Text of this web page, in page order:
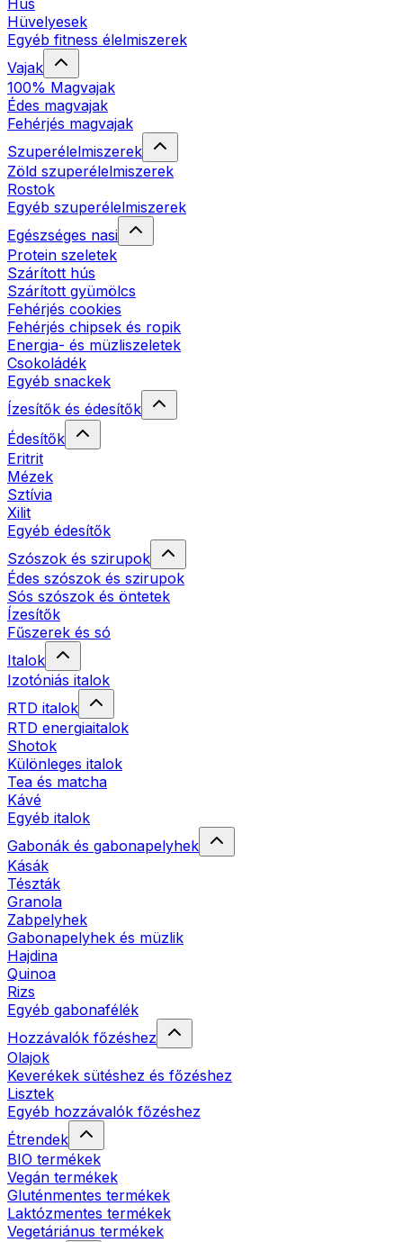
Hús
Hüvelyesek
Egyéb fitness élelmiszerek
Vajak
100% Magvajak
Édes magvajak
Fehérjés magvajak
Szuperélelmiszerek
Zöld szuperélelmiszerek
Rostok
Egyéb szuperélelmiszerek
Egészséges nasi
Protein szeletek
Szárított hús
Szárított gyümölcs
Fehérjés cookies
Fehérjés chipsek és ropik
Energia- és müzliszeletek
Csokoládék
Egyéb snackek
Ízesítők és édesítők
Édesítők
Eritrit
Mézek
Sztívia
Xilit
Egyéb édesítők
Szószok és szirupok
Édes szószok és szirupok
Sós szószok és öntetek
Ízesítők
Fűszerek és só
Italok
Izotóniás italok
RTD italok
RTD energiaitalok
Shotok
Különleges italok
Tea és matcha
Kávé
Egyéb italok
Gabonák és gabonapelyhek
Kásák
Tészták
Granola
Zabpelyhek
Gabonapelyhek és müzlik
Hajdina
Quinoa
Rizs
Egyéb gabonafélék
Hozzávalók főzéshez
Olajok
Keverékek sütéshez és főzéshez
Lisztek
Egyéb hozzávalók főzéshez
Étrendek
BIO termékek
Vegán termékek
Gluténmentes termékek
Laktózmentes termékek
Vegetáriánus termékek